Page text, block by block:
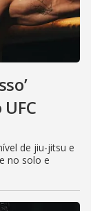
de jiu-jitsu e
no solo e